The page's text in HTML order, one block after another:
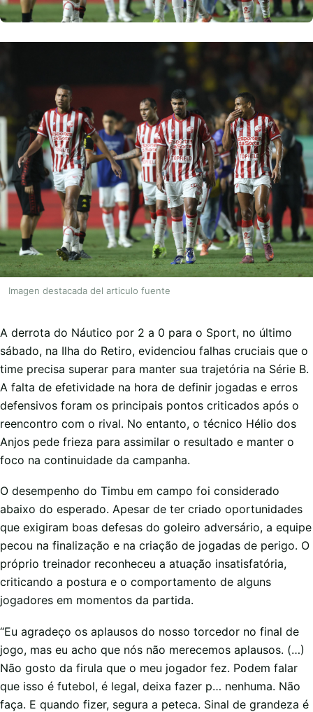
Imagen destacada del articulo fuente
A derrota do Náutico por 2 a 0 para o Sport, no último
sábado, na Ilha do Retiro, evidenciou falhas cruciais que o
time precisa superar para manter sua trajetória na Série B.
A falta de efetividade na hora de definir jogadas e erros
defensivos foram os principais pontos criticados após o
reencontro com o rival. No entanto, o técnico Hélio dos
Anjos pede frieza para assimilar o resultado e manter o
foco na continuidade da campanha.
O desempenho do Timbu em campo foi considerado
abaixo do esperado. Apesar de ter criado oportunidades
que exigiram boas defesas do goleiro adversário, a equipe
pecou na finalização e na criação de jogadas de perigo. O
próprio treinador reconheceu a atuação insatisfatória,
criticando a postura e o comportamento de alguns
jogadores em momentos da partida.
“Eu agradeço os aplausos do nosso torcedor no final de
jogo, mas eu acho que nós não merecemos aplausos. (…)
Não gosto da firula que o meu jogador fez. Podem falar
que isso é futebol, é legal, deixa fazer p… nenhuma. Não
faça. E quando fizer, segura a peteca. Sinal de grandeza é